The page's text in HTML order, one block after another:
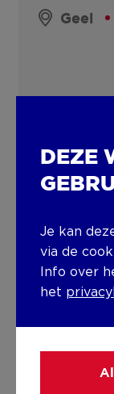
Geel
ERA
REGIO
Job
DEZE
Je kan
via de
Info over
het